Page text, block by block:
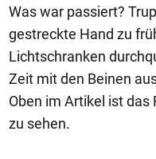
Was war passiert?
gestreckte Hand zu
Lichtschranken
Zeit mit den Beinen
Oben im Artikel ist
zu sehen.